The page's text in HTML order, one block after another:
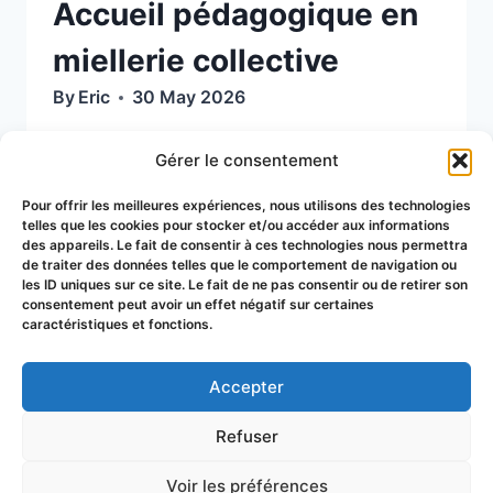
Gérer le consentement
Pour offrir les meilleures expériences, nous utilisons des technologies
telles que les cookies pour stocker et/ou accéder aux informations
des appareils. Le fait de consentir à ces technologies nous permettra
de traiter des données telles que le comportement de navigation ou
les ID uniques sur ce site. Le fait de ne pas consentir ou de retirer son
consentement peut avoir un effet négatif sur certaines
caractéristiques et fonctions.
Accepter
Refuser
Voir les préférences
Accueil pédagogique en
miellerie collective
By Eric 30 May 2026
Maison de l’Abeille du Pays à
11h
READ MOREACCUEIL
PÉDAGOGIQUE
EN
COLLECTIVE
© 2026 Groupement de Défense